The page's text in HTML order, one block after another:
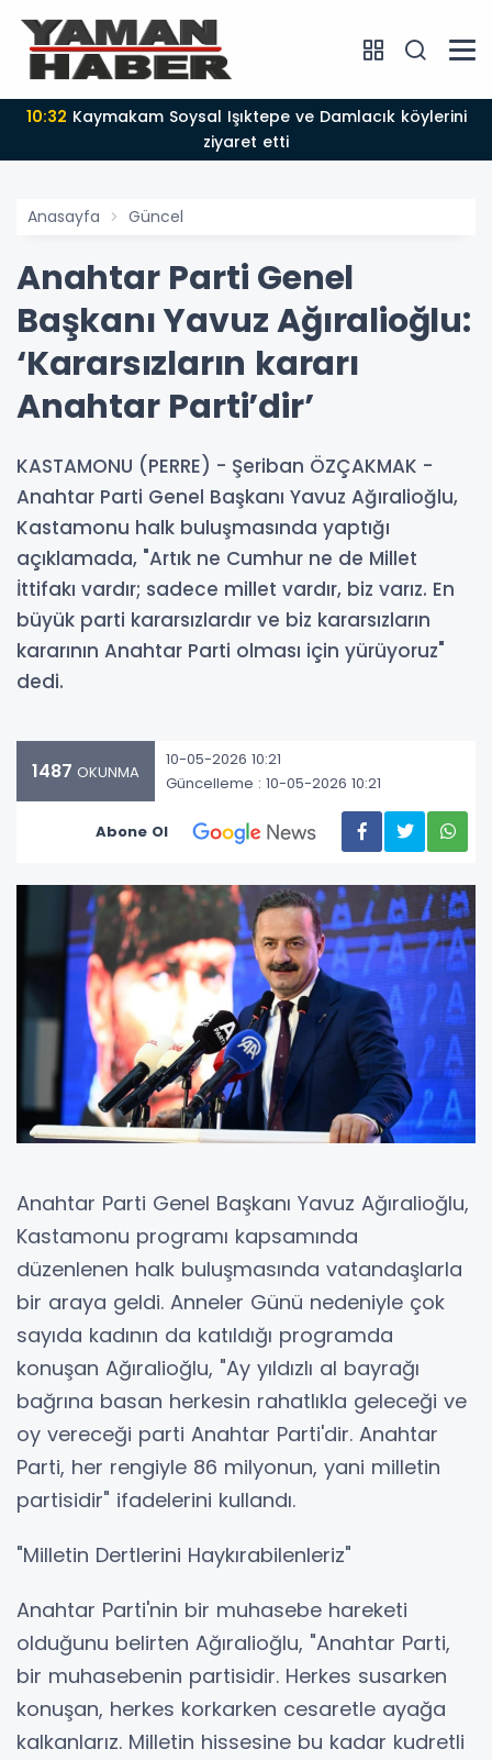
10:32
ziyaret etti
Anasayfa Güncel
Anahtar Parti Genel
Başkanı Yavuz Ağıralioğlu:
‘Kararsızların kararı
Anahtar Parti’dir’
KASTAMONU (PERRE) - Şeriban ÖZÇAKMAK -
Anahtar Parti Genel Başkanı Yavuz Ağıralioğlu,
Kastamonu halk buluşmasında yaptığı
açıklamada, "Artık ne Cumhur ne de Millet
İttifakı vardır; sadece millet vardır, biz varız. En
büyük parti kararsızlardır ve biz kararsızların
kararının Anahtar Parti olması için yürüyoruz"
dedi.
1487 OKUNMA
10-05-2026 10:21
Güncelleme : 10-05-2026 10:21
Abone Ol
Anahtar Parti Genel Başkanı Yavuz Ağıralioğlu,
Kastamonu programı kapsamında
düzenlenen halk buluşmasında vatandaşlarla
bir araya geldi. Anneler Günü nedeniyle çok
sayıda kadının da katıldığı programda
konuşan Ağıralioğlu, "Ay yıldızlı al bayrağı
bağrına basan herkesin rahatlıkla geleceği ve
oy vereceği parti Anahtar Parti'dir. Anahtar
Parti, her rengiyle 86 milyonun, yani milletin
partisidir" ifadelerini kullandı.
"Milletin Dertlerini Haykırabilenleriz"
Anahtar Parti'nin bir muhasebe hareketi
olduğunu belirten Ağıralioğlu, "Anahtar Parti,
bir muhasebenin partisidir. Herkes susarken
konuşan, herkes korkarken cesaretle ayağa
kalkanlarız. Milletin hissesine bu kadar kudretli